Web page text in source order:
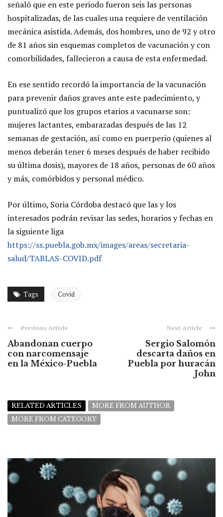
señaló que en este periodo fueron seis las personas
hospitalizadas, de las cuales una requiere de ventilación
mecánica asistida. Además, dos hombres, uno de 92 y otro
de 81 años sin esquemas completos de vacunación y con
comorbilidades, fallecieron a causa de esta enfermedad.
En ese sentido recordó la importancia de la vacunación
para prevenir daños graves ante este padecimiento, y
puntualizó que los grupos etarios a vacunarse son:
mujeres lactantes, embarazadas después de las 12
semanas de gestación, así como en puerperio (quienes al
menos deberán tener 6 meses después de haber recibido
su última dosis), mayores de 18 años, personas de 60 años
y más, comórbidos y personal médico.
Por último, Soria Córdoba destacó que las y los
interesados podrán revisar las sedes, horarios y fechas en
la siguiente liga
https://ss.puebla.gob.mx/images/areas/secretaria-
salud/TABLAS-COVID.pdf
Tags Covid
Previous Article
Abandonan cuerpo
con narcomensaje
en la México-Puebla
Next Article
Sergio Salomón
descarta daños en
Puebla por huracán
John
RELATED ARTICLES
MORE FROM AUTHOR
MORE FROM CATEGORY